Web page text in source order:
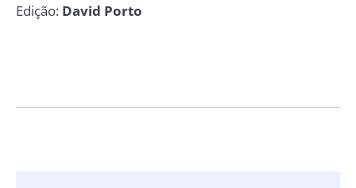
Edição: David Porto